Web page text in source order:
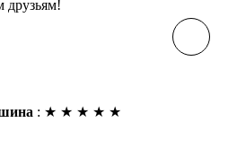
друзьям!
: ★ ★ ★ ★ ★